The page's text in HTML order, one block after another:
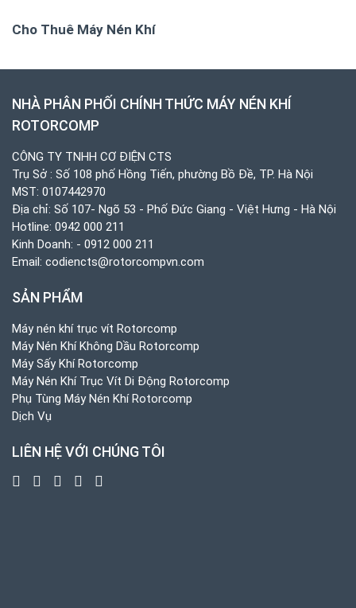
Cho Thuê Máy Nén Khí
NHÀ PHÂN PHỐI CHÍNH THỨC MÁY NÉN KHÍ
ROTORCOMP
CÔNG TY TNHH CƠ ĐIỆN CTS
Trụ Sở : Số 108 phố Hồng Tiến, phường Bồ Đề, TP. Hà Nội
MST: 0107442970
Địa chỉ: Số 107- Ngõ 53 - Phố Đức Giang - Việt Hưng - Hà Nội
Hotline: 0942 000 211
Kinh Doanh: - 0912 000 211
Email: codiencts@rotorcompvn.com
SẢN PHẨM
Máy nén khí trục vít Rotorcomp
Máy Nén Khí Không Dầu Rotorcomp
Máy Sấy Khí Rotorcomp
Máy Nén Khí Trục Vít Di Động Rotorcomp
Phụ Tùng Máy Nén Khí Rotorcomp
Dịch Vụ
LIÊN HỆ VỚI CHÚNG TÔI